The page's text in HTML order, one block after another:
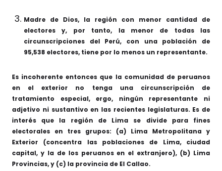
Madre de Dios, la región con menor cantidad de
electores y, por tanto, la menor de todas las
circunscripciones del Perú, con una población de
95,538 electores, tiene por lo menos un representante.
Es incoherente entonces que la comunidad de peruanos
en el exterior no tenga una circunscripción de
tratamiento especial, ergo, ningún representante ni
adjetivo ni sustantivo en las recientes legislaturas. Es de
interés que la región de Lima se divide para fines
electorales en tres grupos: (a) Lima Metropolitana y
Exterior (concentra las poblaciones de Lima, ciudad
capital, y la de los peruanos en el extranjero), (b) Lima
Provincias, y (c) la provincia de El Callao.